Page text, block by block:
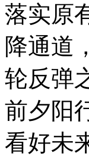
落实原
降通道
轮反弹
前夕阳
看好未